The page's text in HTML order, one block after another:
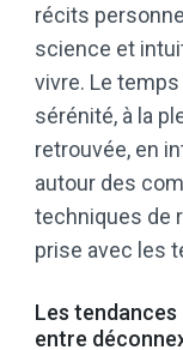
récits
science et
vivre. Le
sérénité, à la
retrouvée, en
autour des
techniques de
prise avec les
Les tendances
entre